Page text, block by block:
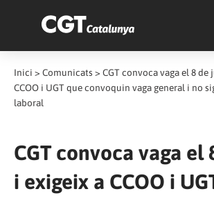
Inici > Comunicats > CGT convoca vaga el 8 de
CCOO i UGT que convoquin vaga general i no
laboral
CGT convoca vaga el
i exigeix a CCOO i